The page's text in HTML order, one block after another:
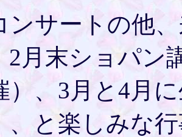
ンサートの他
2月末ショパン
）、3月と4月
、と楽しみな